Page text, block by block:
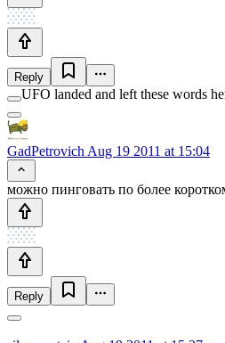
Reply
UFO landed and left these words
GadPetrovich Aug 19 2011 at 15:04
можно пинговать по более
Reply